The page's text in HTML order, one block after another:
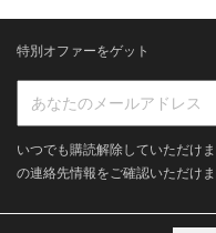
特別オファーをゲット
いつでも購読解除していただけ
の連絡先情報をご確認いただけま